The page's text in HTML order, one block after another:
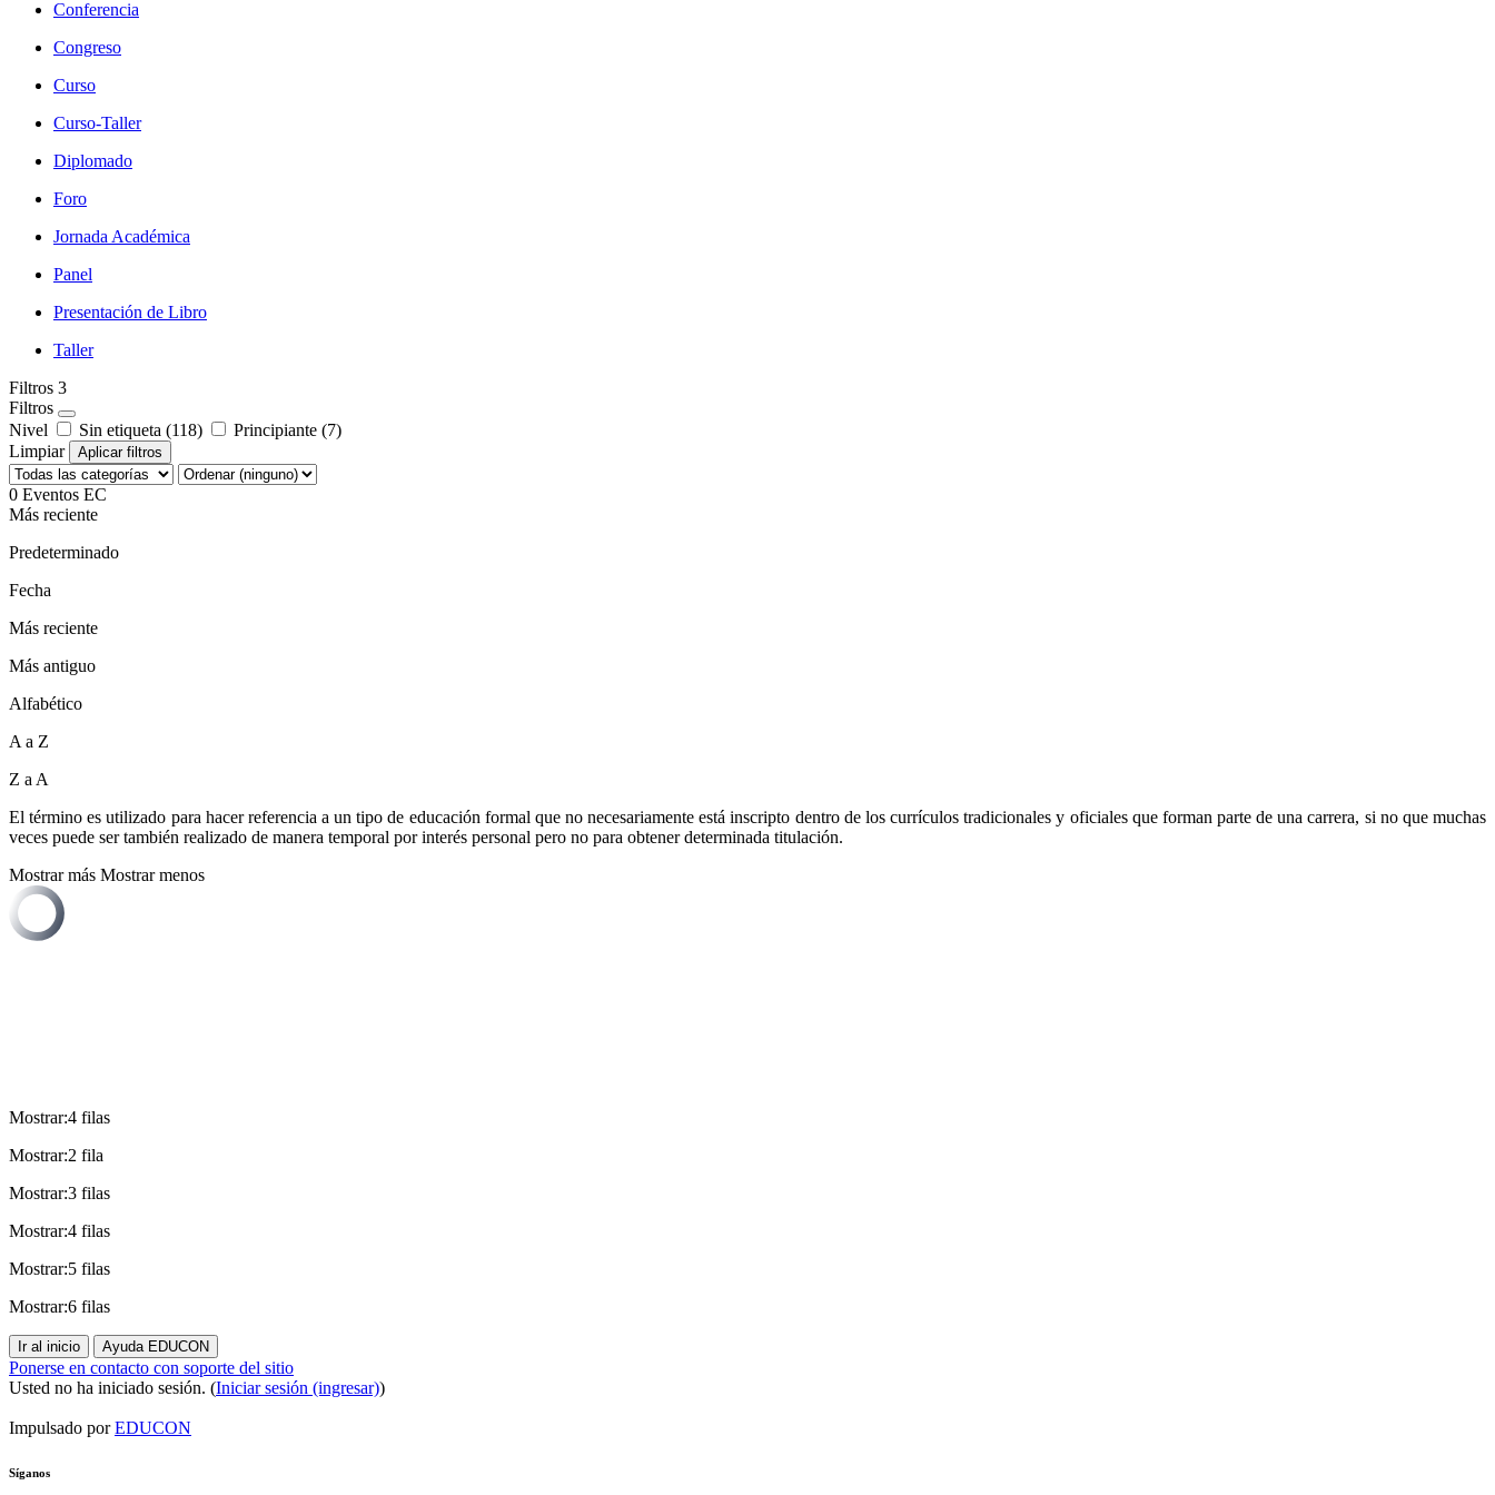
Conferencia
Congreso
Curso
Curso-Taller
Diplomado
Foro
Jornada Académica
Panel
Presentación de Libro
Taller
Filtros 3
Filtros
Nivel
Sin etiqueta (118)
Principiante (7)
Limpiar
Aplicar filtros
0 Eventos EC
Más reciente
Predeterminado
Fecha
Más reciente
Más antiguo
Alfabético
A a Z
Z a A
El término es utilizado para hacer referencia a un tipo de educación formal que no necesariamente está inscripto dentro de los currículos tradicionales y oficiales que forman parte de una carrera, si no que muchas
veces puede ser también realizado de manera temporal por interés personal pero no para obtener determinada titulación.
Mostrar más Mostrar menos
Mostrar:4 filas
Mostrar:2 fila
Mostrar:3 filas
Mostrar:4 filas
Mostrar:5 filas
Mostrar:6 filas
Ir al inicio Ayuda EDUCON
Ponerse en contacto con soporte del sitio
Usted no ha iniciado sesión. (Iniciar sesión (ingresar))
Impulsado porEDUCON
Síganos